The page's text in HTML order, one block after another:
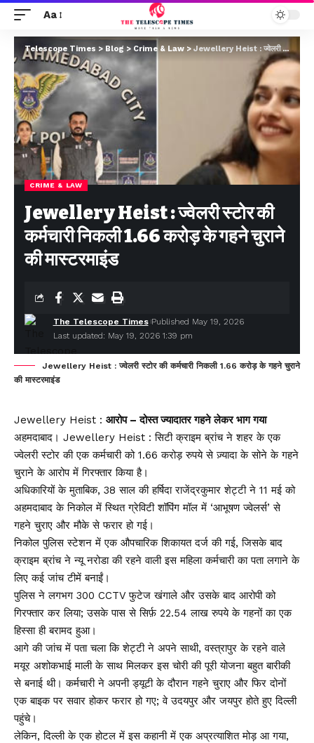
Aa
Telescope Times > Blog> Crime & Law > Jewellery Heist : ज्वेलरी स्टोर की कर्मचारी निकली 1.66 करोड़ के गहने चुराने की मास्टरमाइंड
CRIME & LAW
Jewellery Heist : ज्वेलरी स्टोर की
कर्मचारी निकली 1.66 करोड़ के गहने चुराने
की मास्टरमाइंड
Last updated: May 19, 2026 1:39 pm
The Telescope Times Published May 19, 2026
Jewellery Heist : ज्वेलरी स्टोर की कर्मचारी निकली 1.66 करोड़ के गहने चुराने
की मास्टरमाइंड
Jewellery Heist : आरोप – दोस्त ज्यादातर गहने लेकर भाग गया
अहमदाबाद। Jewellery Heist : सिटी क्राइम ब्रांच ने शहर के एक
ज्वेलरी स्टोर की एक कर्मचारी को 1.66 करोड़ रुपये से ज़्यादा के सोने के गहने
चुराने के आरोप में गिरफ्तार किया है।
अधिकारियों के मुताबिक, 38 साल की हर्षिदा राजेंद्रकुमार शेट्टी ने 11 मई को
अहमदाबाद के निकोल में स्थित ग्रेविटी शॉपिंग मॉल में ‘आभूषण ज्वेलर्स’ से
गहने चुराए और मौके से फरार हो गई।
निकोल पुलिस स्टेशन में एक औपचारिक शिकायत दर्ज की गई, जिसके बाद
क्राइम ब्रांच ने न्यू नरोडा की रहने वाली इस महिला कर्मचारी का पता लगाने के
लिए कई जांच टीमें बनाईं।
पुलिस ने लगभग 300 CCTV फुटेज खंगाले और उसके बाद आरोपी को
गिरफ्तार कर लिया; उसके पास से सिर्फ़ 22.54 लाख रुपये के गहनों का एक
हिस्सा ही बरामद हुआ।
आगे की जांच में पता चला कि शेट्टी ने अपने साथी, वस्त्रापुर के रहने वाले
मयूर अशोकभाई माली के साथ मिलकर इस चोरी की पूरी योजना बहुत बारीकी
से बनाई थी। कर्मचारी ने अपनी ड्यूटी के दौरान गहने चुराए और फिर दोनों
एक बाइक पर सवार होकर फरार हो गए; वे उदयपुर और जयपुर होते हुए दिल्ली
पहुंचे।
लेकिन, दिल्ली के एक होटल में इस कहानी में एक अप्रत्याशित मोड़ आ गया,